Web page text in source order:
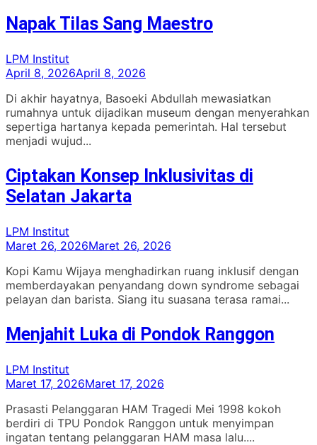
Napak Tilas Sang Maestro
LPM Institut
April 8, 2026April 8, 2026
Di akhir hayatnya, Basoeki Abdullah mewasiatkan
rumahnya untuk dijadikan museum dengan menyerahkan
sepertiga hartanya kepada pemerintah. Hal tersebut
menjadi wujud...
Ciptakan Konsep Inklusivitas di
Selatan Jakarta
LPM Institut
Maret 26, 2026Maret 26, 2026
Kopi Kamu Wijaya menghadirkan ruang inklusif dengan
memberdayakan penyandang down syndrome sebagai
pelayan dan barista. Siang itu suasana terasa ramai...
Menjahit Luka di Pondok Ranggon
LPM Institut
Maret 17, 2026Maret 17, 2026
Prasasti Pelanggaran HAM Tragedi Mei 1998 kokoh
berdiri di TPU Pondok Ranggon untuk menyimpan
ingatan tentang pelanggaran HAM masa lalu....